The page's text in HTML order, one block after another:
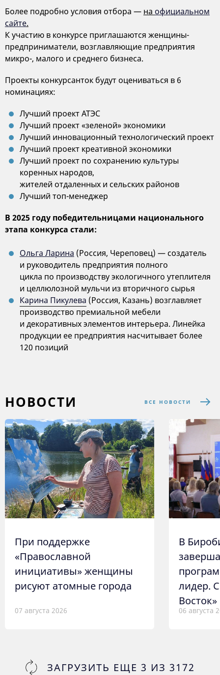
Более подробно условия отбора — на официальном
сайте.
К участию в конкурсе приглашаются женщины-
предприниматели, возглавляющие предприятия
микро-, малого и среднего бизнеса.
Проекты конкурсанток будут оцениваться в 6
номинациях:
Лучший проект АТЭС
Лучший проект «зеленой» экономики
Лучший инновационный технологический проект
Лучший проект креативной экономики
Лучший проект по сохранению культуры
коренных народов,
жителей отдаленных и сельских районов
Лучший топ-менеджер
В 2025 году победительницами национального
этапа конкурса стали:
Ольга Ларина (Россия, Череповец) — создатель
и руководитель предприятия полного
цикла по производству экологичного утеплителя
и целлюлозной мульчи из вторичного сырья
Карина Пикулева (Россия, Казань) возглавляет
производство премиальной мебели
и декоративных элементов интерьера. Линейка
продукции ее предприятия насчитывает более
120 позиций
НОВОСТИ ВСЕ НОВОСТИ
При поддержке
«Православной
инициативы» женщины
рисуют атомные города
07 августа 2026
В
лидер.
Восток»
06 августа
ЗАГРУЗИТЬ ЕЩЕ 3 ИЗ 3172